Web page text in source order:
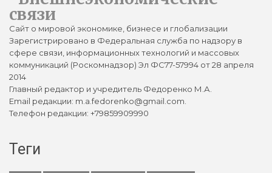
связи
Сайт о мировой экономике, бизнесе и глобализации
Зарегистрировано в Федеральная служба по надзору в
сфере связи, информационных технологий и массовых
коммуникаций (Роскомнадзор) Эл ФС77-57994 от 28 апреля
2014
Главный редактор и учредитель Федоренко М.А.
Email редакции: m.a.fedorenko@gmail.com.
Телефон редакции: +79859909990
Теги